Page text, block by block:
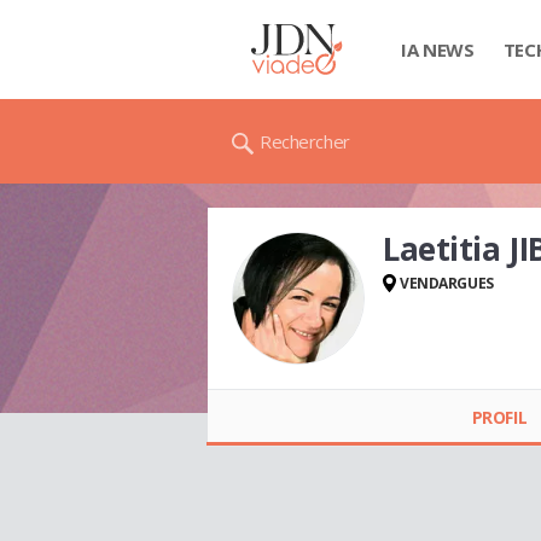
IA NEWS
Rechercher
Laetitia
VENDARGUES
PROFIL